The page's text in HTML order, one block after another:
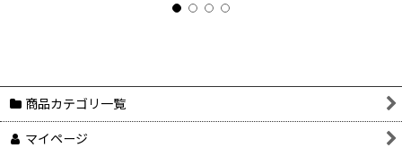
商品カテゴリ一覧
マイページ